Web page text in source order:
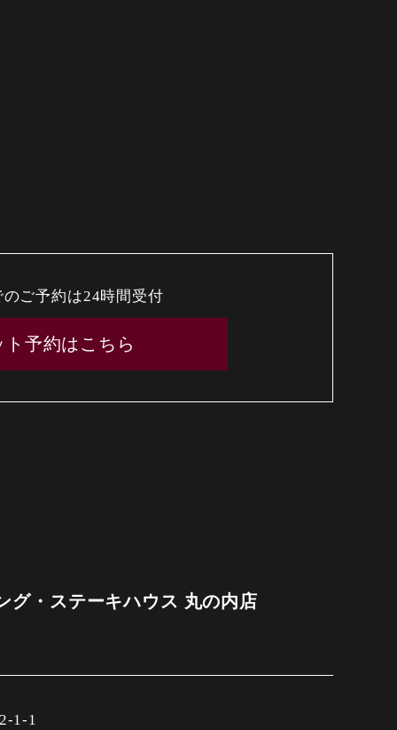
のご予約は24時間受付
ト予約はこちら
グ・ステーキハウス 丸の内店
1-1